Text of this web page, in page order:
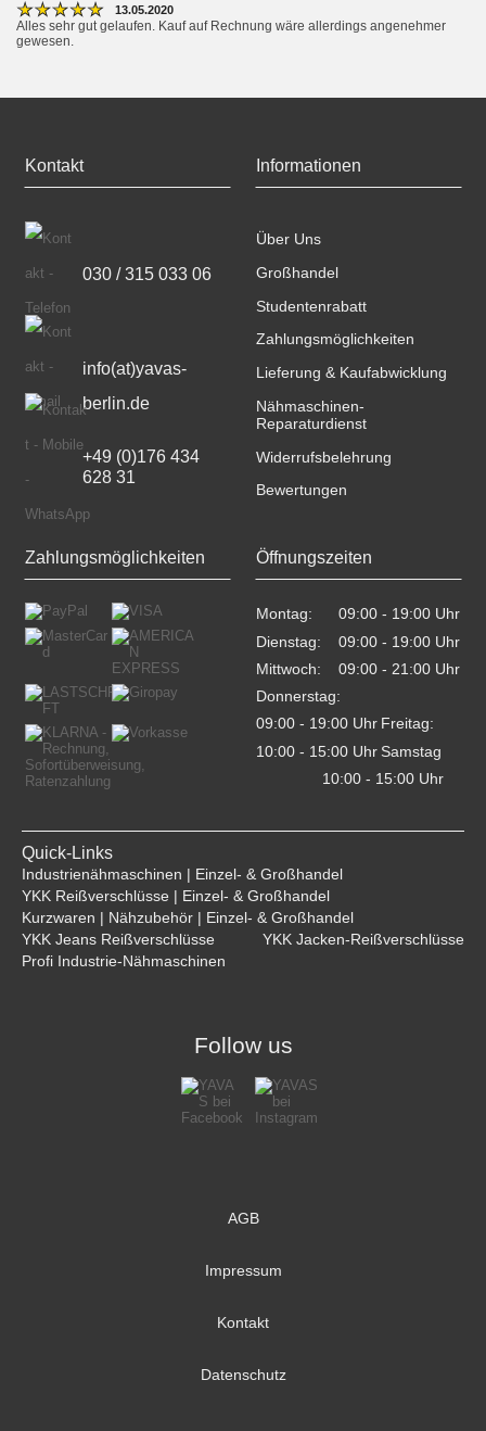
★ ★ ★ ★ ★ 13.05.2020
Alles sehr gut gelaufen. Kauf auf Rechnung wäre allerdings angenehmer
gewesen.
Kontakt
030 / 315 033 06
info(at)yavas-
berlin.de
+49 (0)176 434
628 31
Informationen
Über Uns
Großhandel
Studentenrabatt
Zahlungsmöglichkeiten
Lieferung & Kaufabwicklung
Nähmaschinen-
Reparaturdienst
Widerrufsbelehrung
Bewertungen
Zahlungsmöglichkeiten Öffnungszeiten
Montag:
Dienstag:
Mittwoch:
Donnerstag:
09:00 - 19:00 Uhr
Freitag:
10:00 - 15:00 Uhr
Samstag
10:00 - 15:00 Uhr
Quick-Links
Industrienähmaschinen | Einzel- & Großhandel
YKK Reißverschlüsse | Einzel- & Großhandel
Kurzwaren | Nähzubehör | Einzel- & Großhandel
YKK Jeans Reißverschlüsse
YKK Jacken-Reißverschlüsse
Profi Industrie-Nähmaschinen
Follow us
AGB
Impressum
Kontakt
Datenschutz